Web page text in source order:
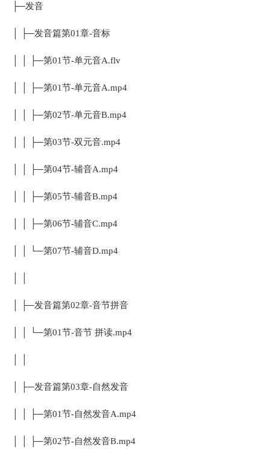
├─发音
│ ├─发音篇第01章-音标
│ │ ├─第01节-单元音A.flv
│ │ ├─第01节-单元音A.mp4
│ │ ├─第02节-单元音B.mp4
│ │ ├─第03节-双元音.mp4
│ │ ├─第04节-辅音A.mp4
│ │ ├─第05节-辅音B.mp4
│ │ ├─第06节-辅音C.mp4
│ │ └─第07节-辅音D.mp4
│ ├─发音篇第02章-音节拼音
│ │ └─第01节-音节 拼读.mp4
│ ├─发音篇第03章-自然发音
│ │ ├─第01节-自然发音A.mp4
│ │ ├─第02节-自然发音B.mp4